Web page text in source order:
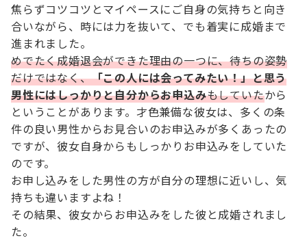
焦らずコツコツとマイペースにご自身の気持ちと向き
合いながら、時には力を抜いて、でも着実に成婚まで
進まれました。
めでたく成婚退会ができた理由の一つに、待ちの姿勢
だけではなく、「この人には会ってみたい！」と思う
男性にはしっかりと自分からお申込みもしていたから
ということがあります。才色兼備な彼女は、多くの条
件の良い男性からお見合いのお申込みが多くあったの
ですが、彼女自身からもしっかりお申込みをしていた
のです。
お申し込みをした男性の方が自分の理想に近いし、気
持ちも違いますよね！
その結果、彼女からお申込みをした彼と成婚されまし
た。